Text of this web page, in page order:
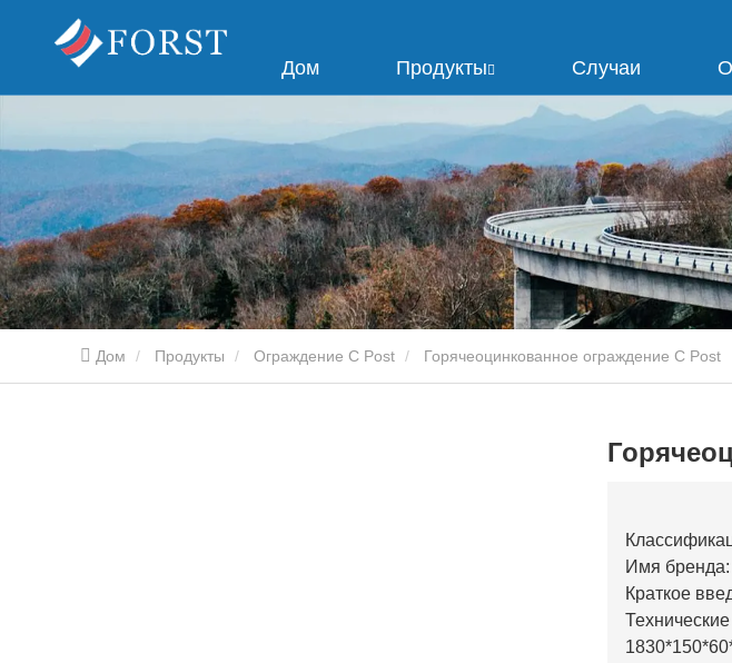
Дом Продукты Случаи
Дом Продукты Ограждение C Post Горячеоцинкованное ограждение C Post
Имя
Краткое